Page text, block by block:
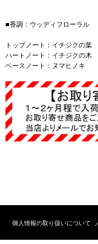
■香調：ウッディフローラル
トップノート：イチジクの葉
ハートノート：イチジクの木
ベースノート：ヌマヒノキ
個人情報の取り扱いについて